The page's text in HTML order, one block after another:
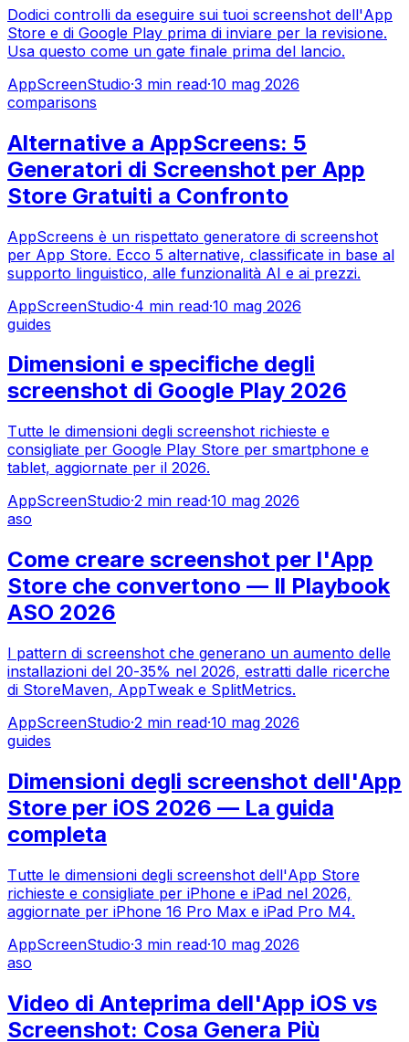
Dodici controlli da eseguire sui tuoi screenshot dell'App
Store e di Google Play prima di inviare per la revisione.
Usa questo come un gate finale prima del lancio.
AppScreenStudio·3 min read·10 mag 2026
comparisons
Alternative a AppScreens: 5
Generatori di Screenshot per App
Store Gratuiti a Confronto
AppScreens è un rispettato generatore di screenshot
per App Store. Ecco 5 alternative, classificate in base al
supporto linguistico, alle funzionalità AI e ai prezzi.
AppScreenStudio·4 min read·10 mag 2026
guides
Dimensioni e specifiche degli
screenshot di Google Play 2026
Tutte le dimensioni degli screenshot richieste e
consigliate per Google Play Store per smartphone e
tablet, aggiornate per il 2026.
AppScreenStudio·2 min read·10 mag 2026
aso
Come creare screenshot per l'App
Store che convertono — Il Playbook
ASO 2026
I pattern di screenshot che generano un aumento delle
installazioni del 20-35% nel 2026, estratti dalle ricerche
di StoreMaven, AppTweak e SplitMetrics.
AppScreenStudio·2 min read·10 mag 2026
guides
Dimensioni degli screenshot dell'App
Store per iOS 2026 — La guida
completa
Tutte le dimensioni degli screenshot dell'App Store
richieste e consigliate per iPhone e iPad nel 2026,
aggiornate per iPhone 16 Pro Max e iPad Pro M4.
AppScreenStudio·3 min read·10 mag 2026
aso
Video di Anteprima dell'App iOS vs
Screenshot: Cosa Genera Più